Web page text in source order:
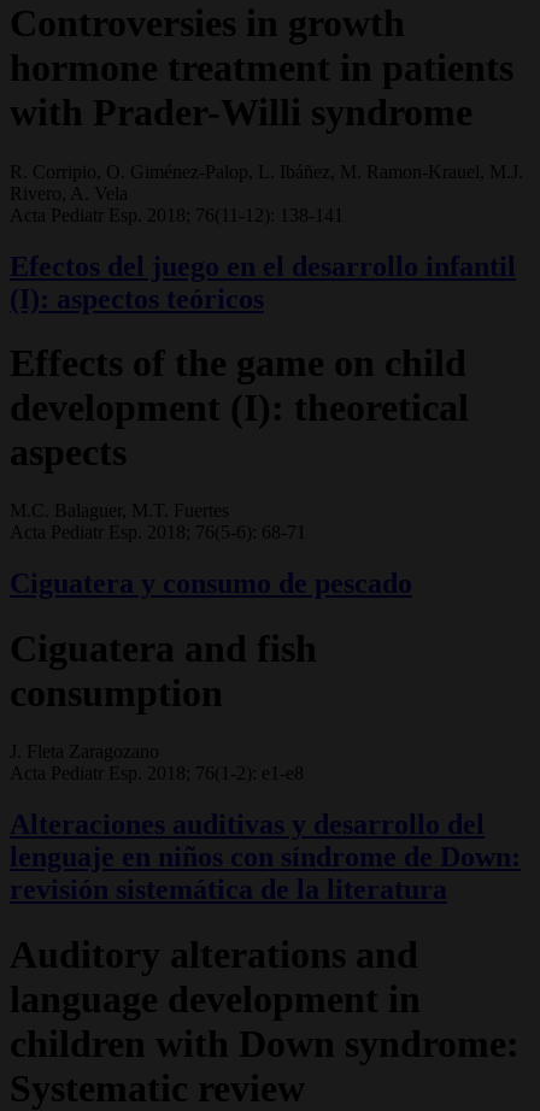
Controversies in growth
hormone treatment in patients
with Prader-Willi syndrome
R. Corripio, O. Giménez-Palop, L. Ibáñez, M. Ramon-Krauel, M.J.
Rivero, A. Vela
Acta Pediatr Esp. 2018; 76(11-12): 138-141
Efectos del juego en el desarrollo infantil
(I): aspectos teóricos
Effects of the game on child
development (I): theoretical
aspects
M.C. Balaguer, M.T. Fuertes
Acta Pediatr Esp. 2018; 76(5-6): 68-71
Ciguatera y consumo de pescado
Ciguatera and fish
consumption
J. Fleta Zaragozano
Acta Pediatr Esp. 2018; 76(1-2): e1-e8
Alteraciones auditivas y desarrollo del
lenguaje en niños con síndrome de Down:
revisión sistemática de la literatura
Auditory alterations and
language development in
children with Down syndrome:
Systematic review